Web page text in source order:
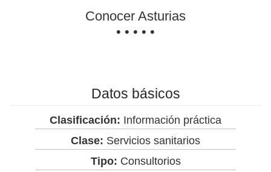
Conocer Asturias
• • • • •
Datos básicos
Clasificación: Información práctica
Clase: Servicios sanitarios
Tipo: Consultorios